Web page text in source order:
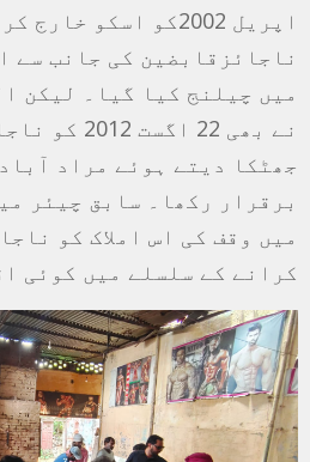
اپریل 2002کو اسکو
ناجائزقابضین کی جانب سے
میں چیلنج کیا گیا۔ لیکن
نے بھی 22
جھٹکا دیتے ہوئے مراد
برقرار رکھا۔ سابق چیئر
میں وقف کی اس املاک کو
کرانے کے سلسلے میں کوئی